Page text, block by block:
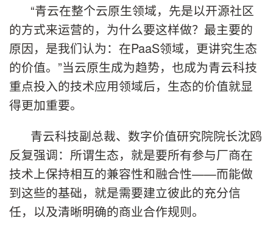
“青云在整个云原生领域，先是以开源社区
的方式来运营的，为什么要这样做？最主要的
原因，是我们认为：在PaaS领域，更讲究生态
的价值。”当云原生成为趋势，也成为青云科技
重点投入的技术应用领域后，生态的价值就显
得更加重要。
青云科技副总裁、数字价值研究院院长沈鸥
反复强调：所谓生态，就是要所有参与厂商在
技术上保持相互的兼容性和融合性——而能做
到这些的基础，就是需要建立彼此的充分信
任，以及清晰明确的商业合作规则。